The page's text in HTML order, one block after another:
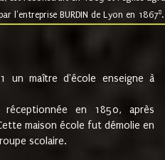
l'entreprise BURDIN de Lyon en 18678.
un maître d'école enseigne à
en 1850, après
maison école fut démolie en
scolaire.